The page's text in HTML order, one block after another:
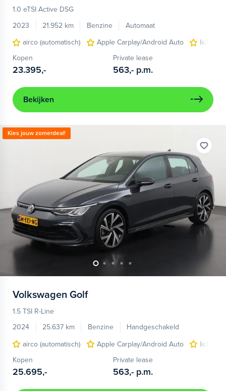
1.0 eTSI Active DSG
2023
21.952 km Benzine
Automaat
airco (automatisch)
Apple Carplay/Android Auto
Kopen
23.395,-
Private lease
563,- p.m.
Bekijken
Kies jouw zomerdeal!
Volkswagen Golf
1.5 TSI R-Line
2024
25.637 km Benzine
Handgeschakeld
airco (automatisch)
Apple Carplay/Android Auto
Kopen
25.695,-
Private lease
563,- p.m.